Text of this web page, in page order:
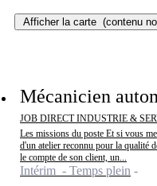
Afficher la carte (contenu
Mécanicien
JOB DIRECT INDUSTRIE &
Les missions du poste Et si vous
d'un atelier reconnu pour la qualité
le compte de son client, un...
Intérim - Temps plein